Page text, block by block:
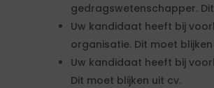
gedragswetenschapper.
Uw kandidaat heeft bij
organisatie. Dit moet
Uw kandidaat heeft bij
Dit moet blijken uit cv.